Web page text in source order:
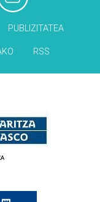
PUBLIZITATEA
RSS